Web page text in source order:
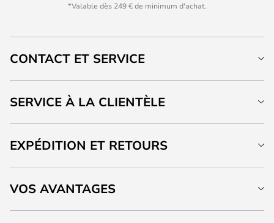
*Valable dès 249 € de minimum d'achat.
CONTACT ET SERVICE
SERVICE À LA CLIENTÈLE
EXPÉDITION ET RETOURS
VOS AVANTAGES